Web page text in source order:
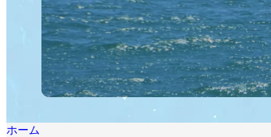
ホーム